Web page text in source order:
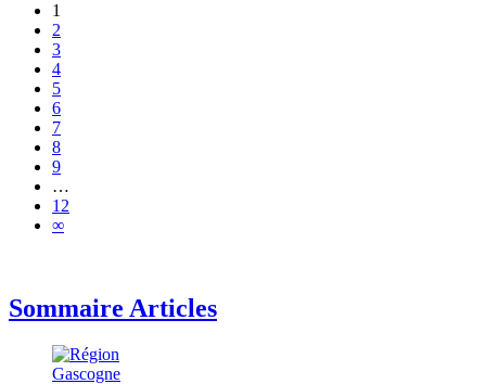
1
2
3
4
5
6
7
8
9
…
12
∞
Sommaire Articles